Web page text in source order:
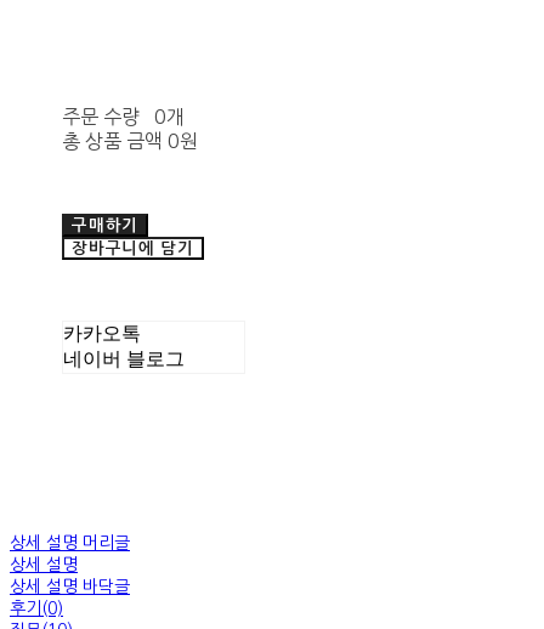
주문 수량
0개
총 상품 금액 0원
구매하기
장바구니에 담기
카카오톡
네이버 블로그
상세 설명 머리글
상세 설명
상세 설명 바닥글
후기(0)